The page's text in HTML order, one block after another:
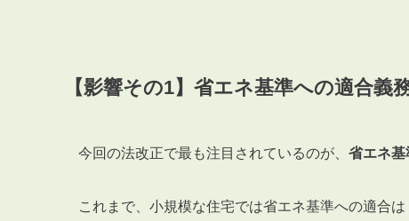
03-6262-9556
【受付時間】10:00~19:00（定休日：水曜日）
【影響その1】省エネ基準への適合
今回の法改正で最も注目されているのが、 省エネ基
これまで、小規模な住宅では省エネ基準への適合